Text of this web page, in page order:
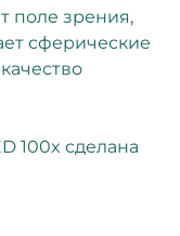
поле зрения,
сферические
100x сделана